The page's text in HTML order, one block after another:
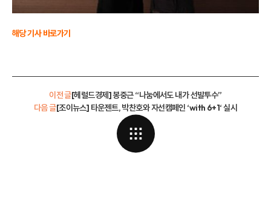
해당 기사 바로가기
이전 글[헤럴드경제] 봉중근 “나눔에서도 내가 선발투수”
[조이뉴스] 타운젠트, 박찬호와 자선캠페인 ‘with 6+1‘ 실시
다음 글